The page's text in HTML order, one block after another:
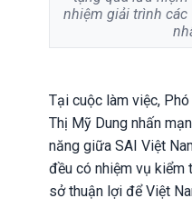
nhiệm giải trình
Tại cuộc làm việc,
Thị Mỹ Dung nhấn
năng giữa SAI Việt
đều có nhiệm vụ kiểm
sở thuận lợi để Việt